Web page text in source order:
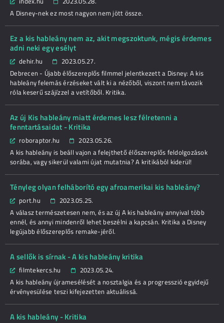
A Disney-nek ez most nagyon nem jött össze.
Ez a kis hableány nem az, akit megszoktunk, mégis érdemes
adni neki egy esélyt
dehir.hu
2023.05.27.
Debrecen - Újabb élőszereplős filmmel jelentkezett a Disney: A kis
hableány felemás érzéseket vált ki a nézőből, viszont nem távozik
róla keserű szájízzel a vetítőből. Kritika.
Az új Kis hableány miatt érdemes lesz félretenni a
fenntartásaidat - Kritika
roboraptor.hu
2023.05.26.
A kis hableány is beáll vajon a felejthető élőszereplős feldolgozások
sorába, vagy sikerül valami újat mutatnia? A kritikából kiderül!
Tényleg olyan felháborító egy afroamerikai kis hableány?
port.hu
2023.05.25.
A válasz természetesen nem, és az új A kis hableány annyival több
ennél, és annyi mindenről lehet beszélni a kapcsán. Kritika a Disney
legújabb élőszereplős remake-jéről.
A sellők is sírnak - A kis hableány kritika
filmtekercs.hu
2023.05.24.
A kis hableány újramesélését a nosztalgia és a progresszió egyidejű
érvényesülése teszi kifejezetten aktuálissá.
A kis hableány - Kritika